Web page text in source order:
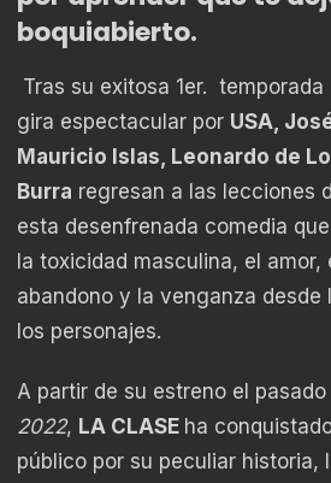
boquiabierto.
Tras su exitosa 1er. temporada
gira espectacular por USA,
Mauricio Islas, Leonardo de
Burra regresan a las lecciones
esta desenfrenada comedia
la toxicidad masculina, el amor,
abandono y la venganza desde
los personajes.
A partir de su estreno el pasado
2022, LA CLASE ha
público por su peculiar historia,